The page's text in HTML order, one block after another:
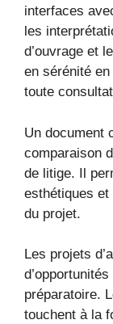
interfaces
les
d’ouvrage et
en sérénité
toute
Un document
comparaison
de litige. Il
esthétiques
du projet.
Les projets
préparatoire.
touchent à la